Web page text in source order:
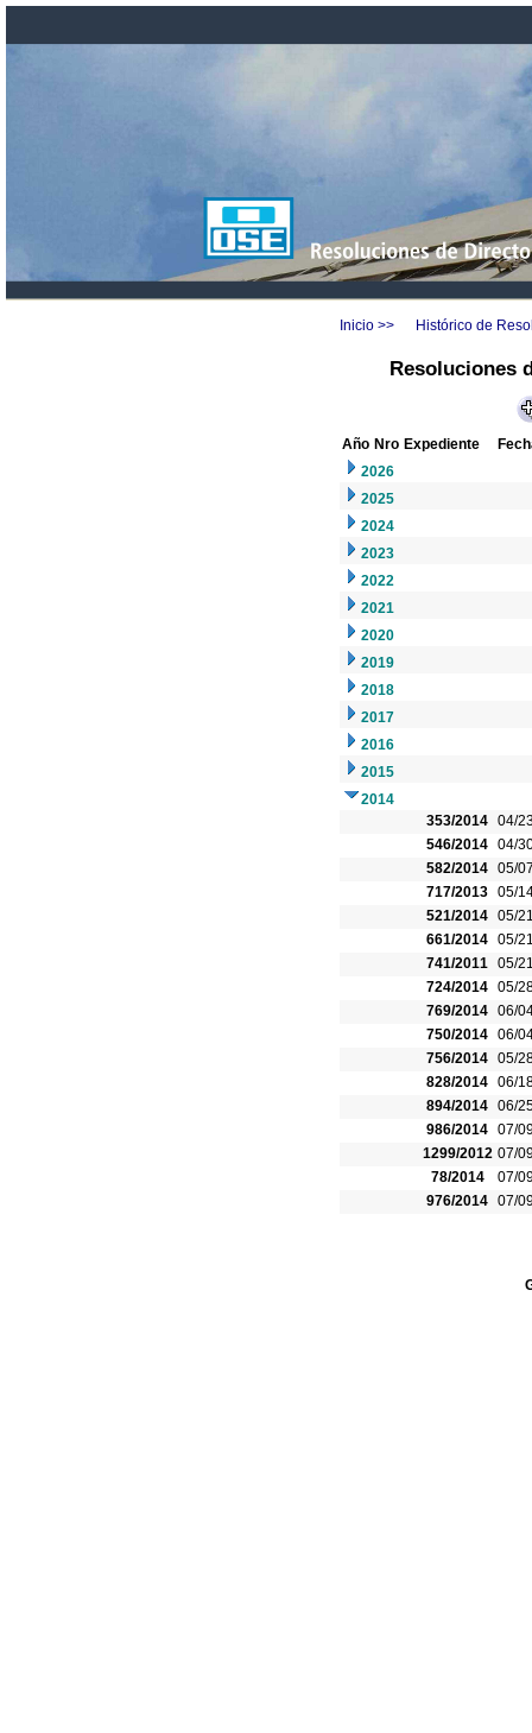
Inicio >> Histórico de
Resoluciones
Año Nro Expediente
2026
2025
2024
2023
2022
2021
2020
2019
2018
2017
2016
2015
2014
353/2014 04/
546/2014 04/
582/2014 05/
717/2013 05/
521/2014 05/
661/2014 05/
741/2011 05/
724/2014 05/
769/2014 06/
750/2014 06/
756/2014 05/
828/2014 06/
894/2014 06/
986/2014 07/
1299/2012 07/
78/2014
07/
976/2014 07/